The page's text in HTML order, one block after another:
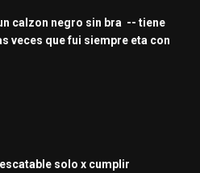
calzon negro sin bra -- tiene
veces que fui siempre eta con
solo x cumplir